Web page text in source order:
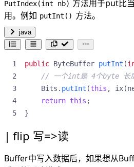
PutIndex(int nb) 方法用于put比
用。例如 putInt() 方法。
java
public ByteBuffer putInt (
// 一个int是 4个byte 长
Bits . putInt (this , ix(
return this ;
}
flip 写=>读
Buffer中写入数据后，如果想从